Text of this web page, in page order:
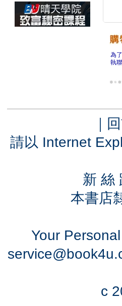
為
執
｜
請以 Internet
新 絲
本書店
Your
c